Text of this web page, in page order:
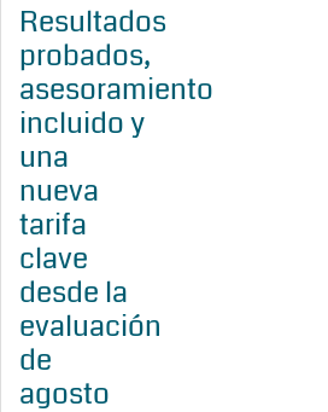
Resultados
probados,
asesoramiento
incluido y
una
nueva
tarifa
clave
desde la
evaluación
de
agosto